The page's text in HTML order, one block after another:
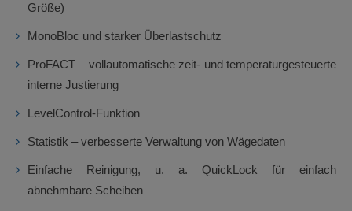
Größe)
MonoBloc und starker Überlastschutz
ProFACT – vollautomatische zeit- und temperaturgesteuerte
interne Justierung
LevelControl-Funktion
Statistik – verbesserte Verwaltung von Wägedaten
Einfache Reinigung, u. a. QuickLock für einfach
abnehmbare Scheiben